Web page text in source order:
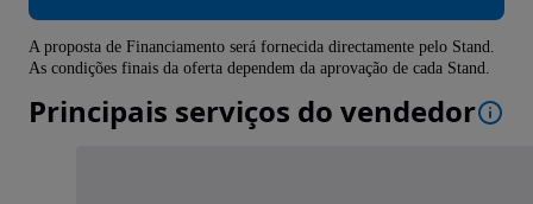
A proposta de Financiamento será fornecida directamente pelo Stand.
As condições finais da oferta dependem da aprovação de cada Stand.
Principais serviços do vendedor